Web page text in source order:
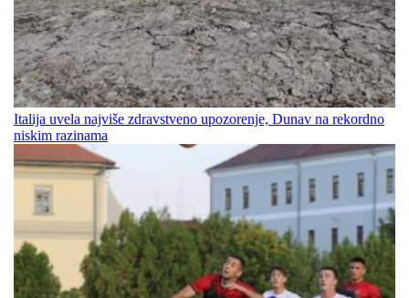
Italija uvela najviše zdravstveno upozorenje, Dunav na rekordno
niskim razinama